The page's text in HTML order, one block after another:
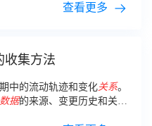
查看更多
收集方法
中的流动轨迹和变化关系。
数据的来源、变更历史和关联